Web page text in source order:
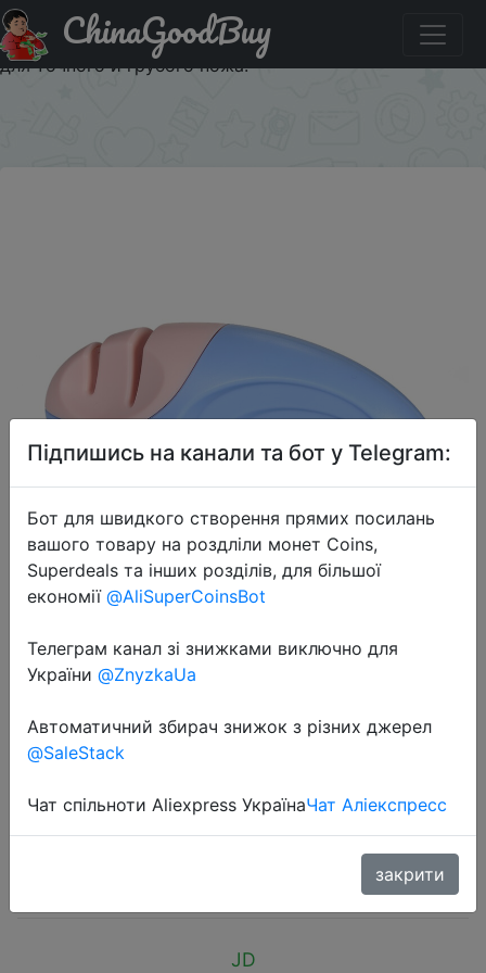
Акція на YACOO Fine / Coarse Combination Two Stages
Нож для точилки Карманный карманный инструмент
для точного и грубого ножа.
ChinaGoodBuy
2018-11-13
YACOO Fine / Coarse Combination
Карманный карманный
инструмент для точного и грубого
ножа.
JD
Підпишись на канали та бот у Telegram:
Бот для швидкого створення прямих посилань
вашого товару на роздліли монет Coins,
Superdeals та інших розділів, для більшої
економії @AliSuperCoinsBot
Телеграм канал зі знижками виключно для
України @ZnyzkaUa
Автоматичний збирач знижок з різних джерел
@SaleStack
Чат спільноти Aliexpress УкраїнаЧат Аліекспресс
закрити